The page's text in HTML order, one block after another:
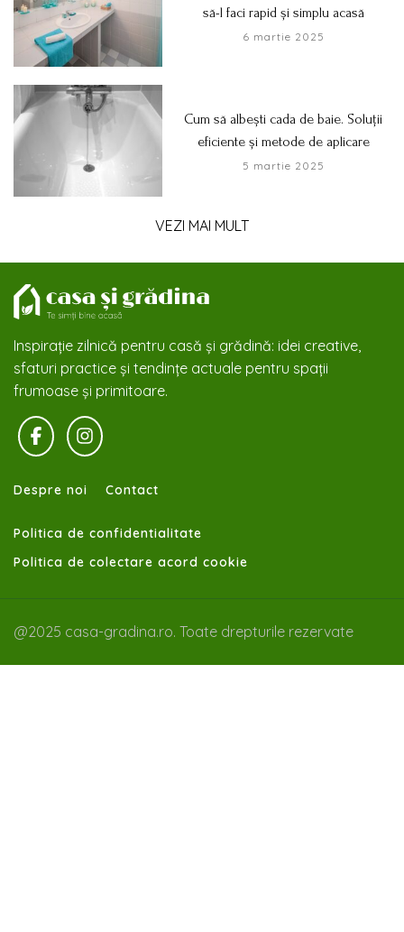
să-l faci rapid și simplu acasă
6 martie 2025
Cum să albești cada de baie. Soluții
eficiente și metode de aplicare
5 martie 2025
VEZI MAI MULT
Inspirație zilnică pentru casă și grădină: idei creative,
sfaturi practice și tendințe actuale pentru spații
frumoase și primitoare.
Despre noi Contact
Politica de confidentialitate
Politica de colectare acord cookie
@2025 casa-gradina.ro. Toate drepturile rezervate